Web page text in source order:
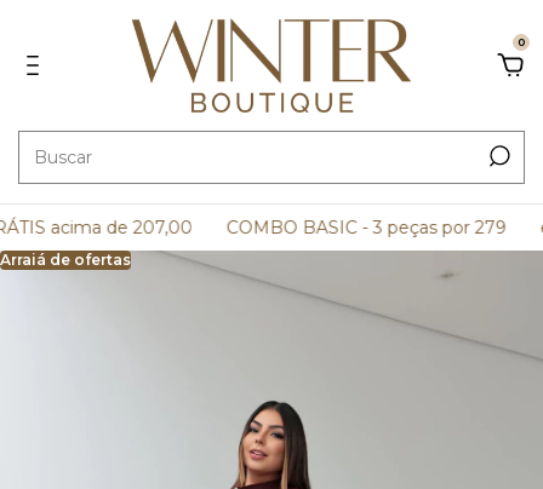
0
acima de 207,00 COMBO BASIC - 3 peças por 279
Arraiá de ofertas